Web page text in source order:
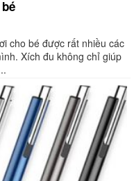
cho bé được rất nhiều các
Xích đu không chỉ giúp